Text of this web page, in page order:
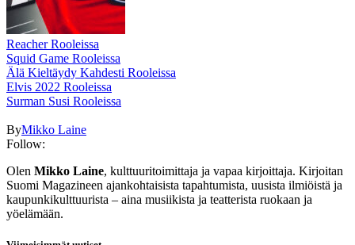
Reacher Rooleissa
Squid Game Rooleissa
Älä Kieltäydy Kahdesti Rooleissa
Elvis 2022 Rooleissa
Surman Susi Rooleissa
ByMikko Laine
Follow:
Olen Mikko Laine, kulttuuritoimittaja ja vapaa kirjoittaja. Kirjoitan
Suomi Magazineen ajankohtaisista tapahtumista, uusista ilmiöistä ja
kaupunkikulttuurista – aina musiikista ja teatterista ruokaan ja
yöelämään.